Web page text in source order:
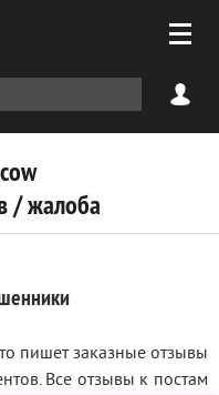
/ жалоба
пишет заказные отзывы
Все отзывы к постам